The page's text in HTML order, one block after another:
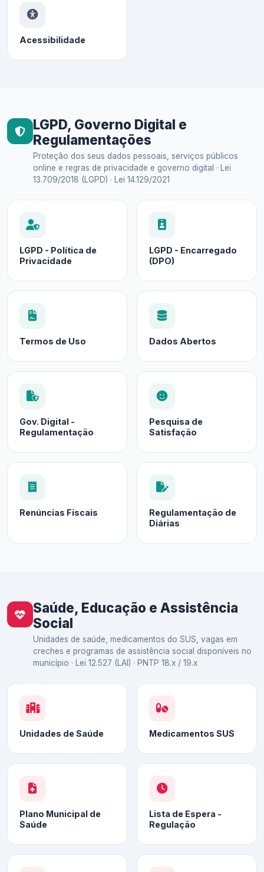
Acessibilidade
LGPD, Governo Digital e
Regulamentações
Proteção dos seus dados pessoais, serviços públicos
online e regras de privacidade e governo digital · Lei
13.709/2018 (LGPD) · Lei 14.129/2021
LGPD - Política de
Privacidade
LGPD - Encarregado
(DPO)
Termos de Uso Dados Abertos
Gov. Digital -
Regulamentação
Pesquisa de
Satisfação
Renúncias Fiscais
Regulamentação de
Diárias
Saúde, Educação e Assistência
Social
Unidades de saúde, medicamentos do SUS, vagas em
creches e programas de assistência social disponíveis no
município · Lei 12.527 (LAI) · PNTP 18.x / 19.x
Unidades de Saúde Medicamentos SUS
Plano Municipal de
Saúde
Lista de Espera -
Regulação